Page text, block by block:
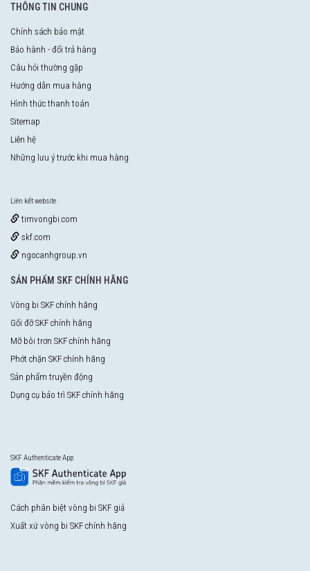
THÔNG TIN CHUNG
Chính sách bảo mật
Bảo hành - đổi trả hàng
Câu hỏi thường gặp
Hướng dẫn mua hàng
Hình thức thanh toán
Sitemap
Liên hệ
Những lưu ý trước khi mua hàng
Liên kết website
timvongbi.com
skf.com
ngocanhgroup.vn
SẢN PHẨM SKF CHÍNH HÃNG
Vòng bi SKF chính hãng
Gối đỡ SKF chính hãng
Mỡ bôi trơn SKF chính hãng
Phớt chặn SKF chính hãng
Sản phẩm truyền động
Dụng cụ bảo trì SKF chính hãng
SKF Authenticate App
Cách phân biệt vòng bi SKF giả
Xuất xứ vòng bi SKF chính hãng